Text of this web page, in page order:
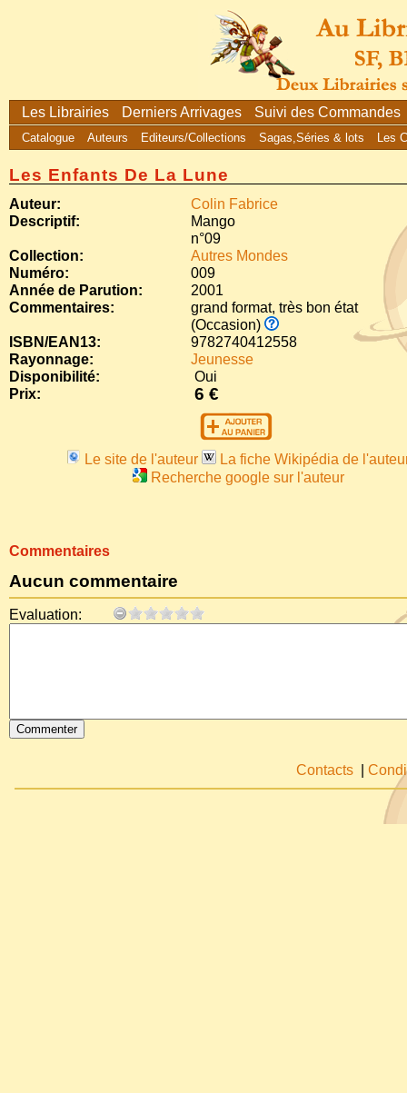
Les Librairies Derniers Arrivages Suivi des Commandes
Catalogue Auteurs Editeurs/Collections Sagas,Séries & lots Les
Les Enfants De La Lune
Auteur:
Colin Fabrice
Descriptif:
Mango
n°09
Collection:
Autres Mondes
Numéro:
009
Année de Parution:
2001
Commentaires:
grand format, très bon état
(Occasion)
ISBN/EAN13:
9782740412558
Rayonnage:
Jeunesse
Disponibilité:
Oui
Prix:
6 €
Le site de l'auteur
La fiche Wikipédia de
Recherche google sur l'auteur
Commentaires
Aucun commentaire
Evaluation:
Contacts |